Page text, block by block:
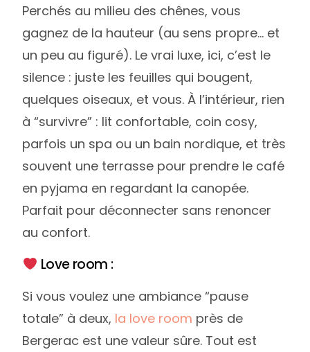
Perchés au milieu des chênes, vous
gagnez de la hauteur (au sens propre… et
un peu au figuré). Le vrai luxe, ici, c’est le
silence : juste les feuilles qui bougent,
quelques oiseaux, et vous. À l’intérieur, rien
à “survivre” : lit confortable, coin cosy,
parfois un spa ou un bain nordique, et très
souvent une terrasse pour prendre le café
en pyjama en regardant la canopée.
Parfait pour déconnecter sans renoncer
au confort.
Love room :
Si vous voulez une ambiance “pause
totale” à deux, la love room près de
Bergerac est une valeur sûre. Tout est